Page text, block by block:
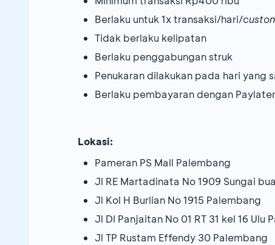
Berlaku untuk 1x transaksi/hari/
Tidak berlaku kelipatan
Berlaku penggabungan struk
Penukaran dilakukan pada hari yang
Berlaku pembayaran dengan
Lokasi:
Pameran PS Mall Palembang
Jl RE Martadinata No 1909 Sungai
Jl Kol H Burlian No 1915 Palembang
Jl DI Panjaitan No 01 RT 31 kel 16 Ulu
Jl TP Rustam Effendy 30 Palembang